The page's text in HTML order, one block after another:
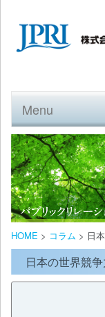
Menu
HOME > コラム > 日
日本の世界競争